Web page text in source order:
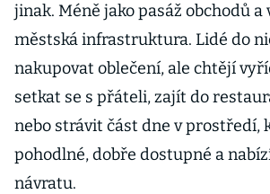
jinak. Méně jako pasáž obchodů a
městská infrastruktura. Lidé do
nakupovat oblečení, ale chtějí
setkat se s přáteli, zajít do
nebo strávit část dne v prostředí,
pohodlné, dobře dostupné a
návratu.